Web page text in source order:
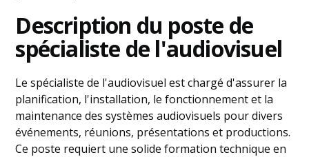
Description du poste de
spécialiste de l'audiovisuel
Le spécialiste de l'audiovisuel est chargé d'assurer la
planification, l'installation, le fonctionnement et la
maintenance des systèmes audiovisuels pour divers
événements, réunions, présentations et productions.
Ce poste requiert une solide formation technique en